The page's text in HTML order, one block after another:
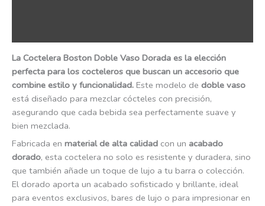
La Coctelera Boston Doble Vaso Dorada es la elección
perfecta para los cocteleros que buscan un accesorio que
combine estilo y funcionalidad. Este modelo de doble vaso
está diseñado para mezclar cócteles con precisión,
asegurando que cada bebida sea perfectamente suave y
bien mezclada.
Fabricada en material de alta calidad con un acabado
dorado, esta coctelera no solo es resistente y duradera, sino
que también añade un toque de lujo a tu barra o colección.
El dorado aporta un acabado sofisticado y brillante, ideal
para eventos exclusivos, bares de lujo o para impresionar en